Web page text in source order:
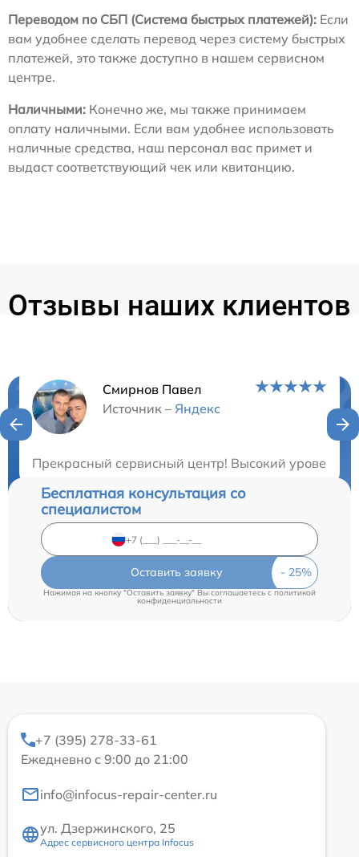
Переводом по СБП (Система быстрых платежей): Если
вам удобнее сделать перевод через систему быстрых
платежей, это также доступно в нашем сервисном
центре.
Наличными: Конечно же, мы также принимаем
оплату наличными. Если вам удобнее использовать
наличные средства, наш персонал вас примет и
выдаст соответствующий чек или квитанцию.
Отзывы наших клиентов
Смирнов Павел
Источник – Яндекс
Прекрасный сервисный центр! Высокий уровень
Нужна консультация?
Бесплатная консультация со
специалистом
Оставить заявку
Нажимая на кнопку "Оставить заявку" Вы соглашаетесь c политикой
конфиденциальности
+7 (395) 278-33-61
Ежедневно с 9:00 до 21:00
info@infocus-repair-center.ru
ул. Дзержинского, 25
Адрес сервисного центра Infocus